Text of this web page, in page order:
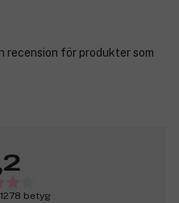
recension för produkter som
betyg